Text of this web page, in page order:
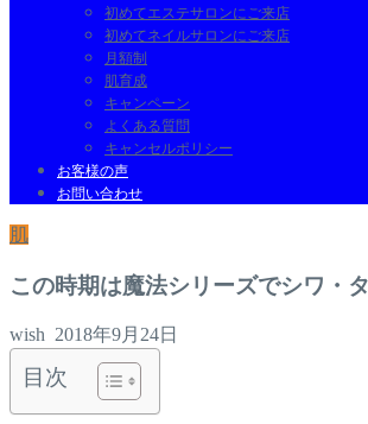
初めてエステサロンにご来店
初めてネイルサロンにご来店
月額制
肌育成
キャンペーン
よくある質問
キャンセルポリシー
お客様の声
お問い合わせ
肌
この時期は魔法シリーズでシワ・
wish 2018年9月24日
目次